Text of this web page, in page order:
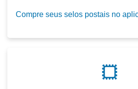
Compre seus selos postais no